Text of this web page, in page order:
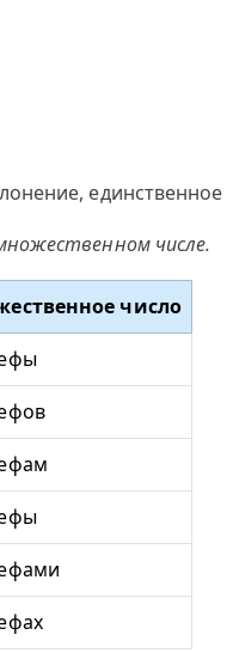
числе.
число